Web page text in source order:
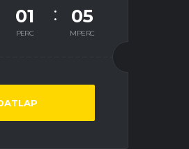
01
PERC
04
MPERC